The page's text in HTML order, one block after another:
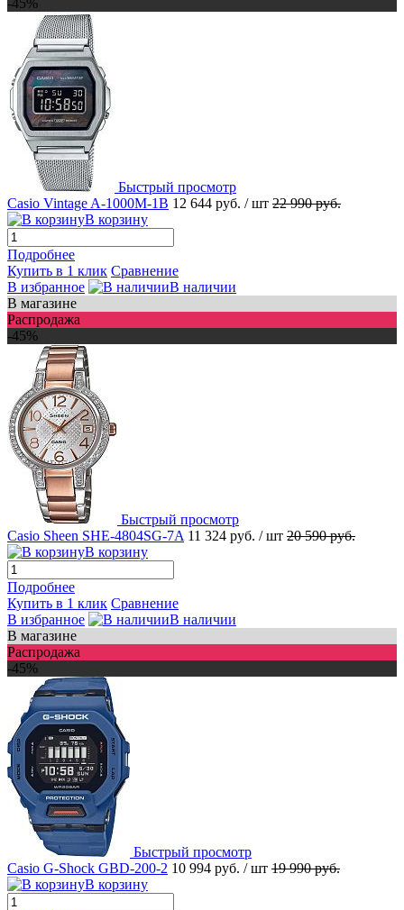
Быстрый просмотр
Casio Vintage A-1000M-1B 12 644 руб. / шт 22 990 руб.
В корзину
Подробнее
Купить в 1 клик Сравнение
В избранное
В наличии
В магазине
Распродажа
-45%
Быстрый просмотр
Casio Sheen SHE-4804SG-7A 11 324 руб. / шт 20 590 руб.
В корзину
Подробнее
Купить в 1 клик Сравнение
В избранное
В наличии
В магазине
Распродажа
-45%
Быстрый просмотр
Casio G-Shock GBD-200-2 10 994 руб. / шт 19 990 руб.
В корзину